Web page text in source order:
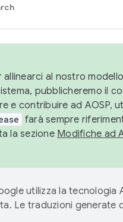
al nostro
pubblicheremo il
e contribuire ad AOSP,
farà sempre
la sezione Modifiche ad
utilizza la tecnologia
Le traduzioni generate